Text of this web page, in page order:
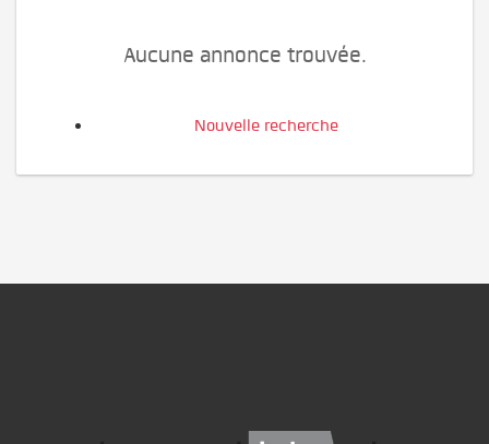
Aucune annonce trouvée.
Nouvelle recherche